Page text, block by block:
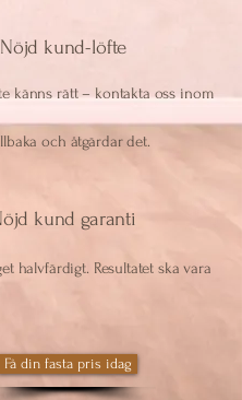
Nöjd kund-löfte
känns rätt – kontakta oss inom
och åtgärdar det.
kund garanti
halvfärdigt. Resultatet ska vara
Få din fasta pris idag